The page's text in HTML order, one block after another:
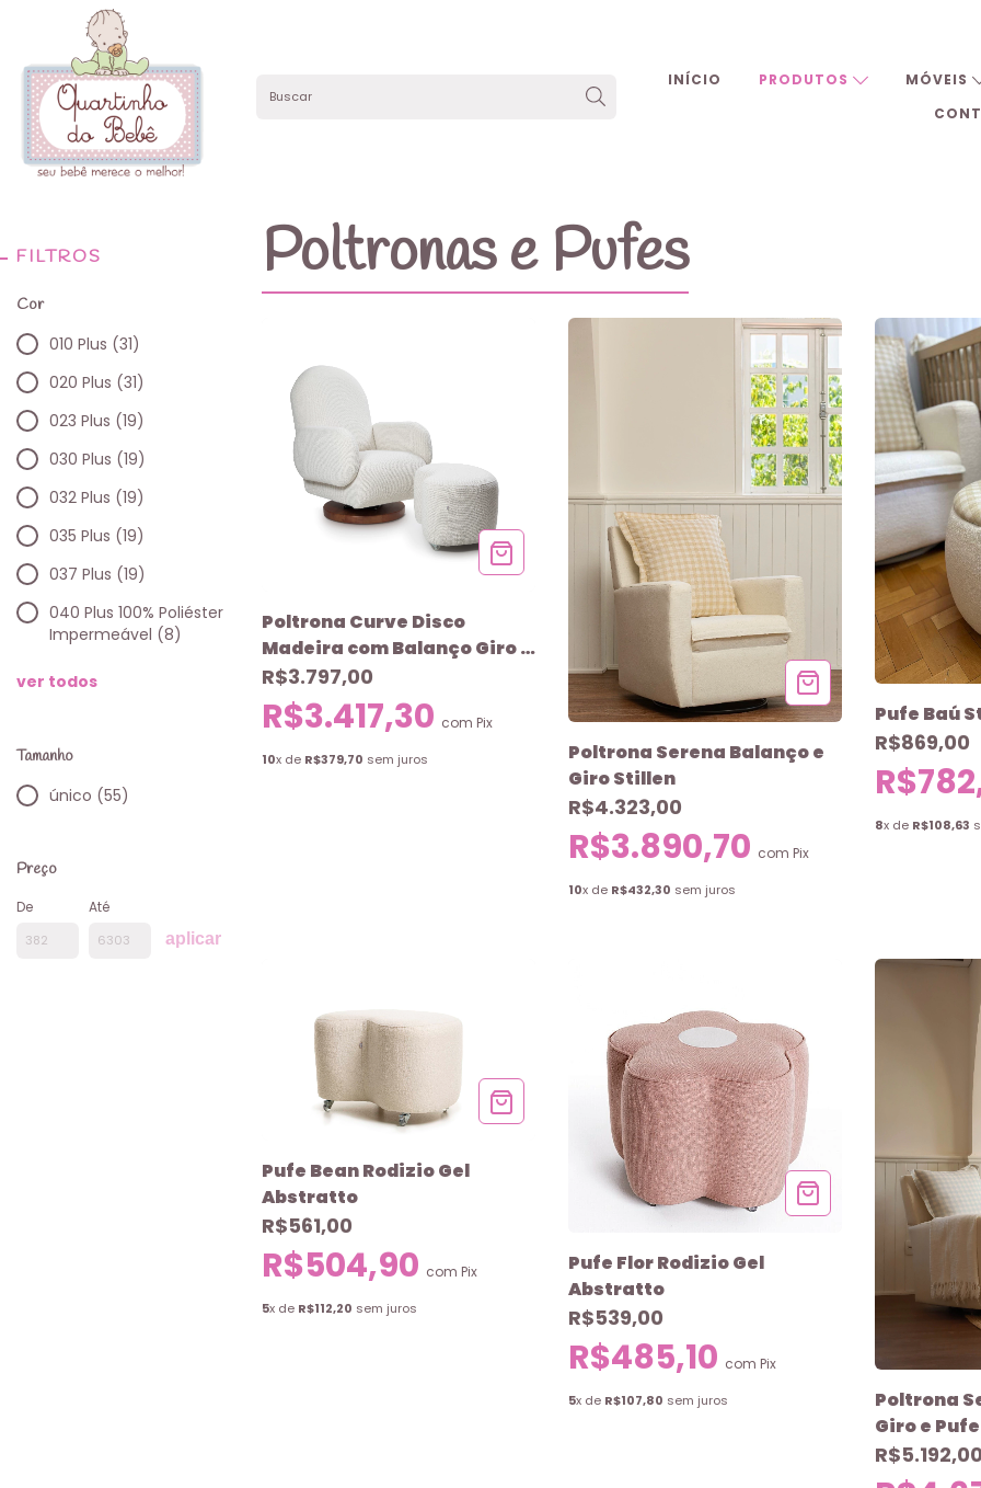
INÍCIO PRODUTOS
MÓVEIS
FILTROS
Cor
010 Plus (31)
020 Plus (31)
023 Plus (19)
030 Plus (19)
032 Plus (19)
035 Plus (19)
037 Plus (19)
040 Plus 100% Poliéster
Impermeável (8)
ver todos
Tamanho
único (55)
Preço
De
Até
aplicar
Poltronas e Pufes
Poltrona Curve Disco
Madeira com Balanço Giro e
Pufe Bean Abstratto
R$3.797,00
R$3.417,30 com Pix
10x de R$379,70 sem juros
Poltrona Serena Balanço e
Giro Stillen
R$4.323,00
R$3.890,70 com Pix
10x de R$432,30 sem juros
Pufe Baú
R$869,00
8x de R$108,63
Pufe Bean Rodizio Gel
Abstratto
R$561,00
R$504,90 com Pix
5x de R$112,20 sem juros
Pufe Flor Rodizio Gel
Abstratto
R$539,00
R$485,10 com Pix
5x de R$107,80 sem juros
Poltrona
Giro e